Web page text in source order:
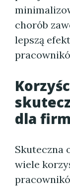
chorób
lepszą
dla firm
Skuteczna
wiele